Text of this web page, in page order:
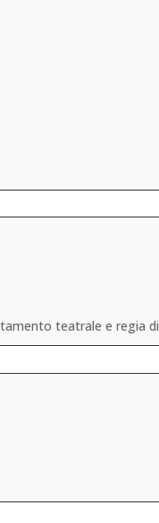
teatrale e regia